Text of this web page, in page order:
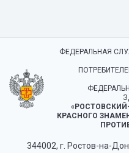
ФЕДЕРАЛЬНАЯ
КРАСНОГО
344002, г. Ростов-на-